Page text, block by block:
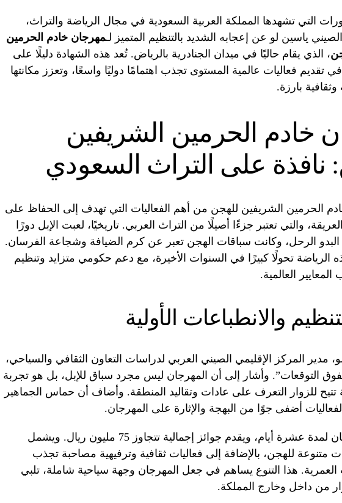
التي تشهدها المملكة العربية السعودية في مجال الرياضة والتراث،
ياسين لو عن إعجابه الشديد بالتنظيم المتميز لـمهرجان خادم الحرمين
، الذي يقام حاليًا في ميدان الجنادرية بالرياض. تُعد هذه الشهادة دليلًا على
تقديم فعاليات عالمية المستوى تجذب اهتمامًا دوليًا واسعًا، وتعزز مكانتها
بارزة.
خادم الحرمين الشريفين
نافذة على التراث السعودي
الحرمين الشريفين للهجن من أهم الفعاليات التي تهدف إلى الحفاظ على
والتي تعتبر جزءًا أصيلًا من التراث العربي. تاريخيًا، لعبت الإبل دورًا
البدو الرحل، وكانت سباقات الهجن تعبر عن كرم الضيافة وشجاعة الفرسان.
تحولًا كبيرًا في السنوات الأخيرة، مع دعم حكومي متزايد وتنظيم
العالمية.
والانطباعات الأولية
مدير المركز الإقليمي الصيني العربي لدراسات التعاون الثقافي والسياحي،
“يفوق التوقعات”. وأشار إلى أن المهرجان ليس مجرد سباق للإبل، بل هو تجربة
تتيح للزوار التعرف على عادات وتقاليد المنطقة. وأضاف أن حماس الجماهير
أضفى جوًا من البهجة والإثارة على المهرجان.
يستمر المهرجان لمدة عشرة أيام، ويقدم جوائز إجمالية تتجاوز 75 مليون ريال. ويشمل
متنوعة للهجن، بالإضافة إلى فعاليات ثقافية وترفيهية مصاحبة تجذب
العمرية. هذا التنوع يساهم في جعل المهرجان وجهة سياحية شاملة، تلبي
من داخل وخارج المملكة.